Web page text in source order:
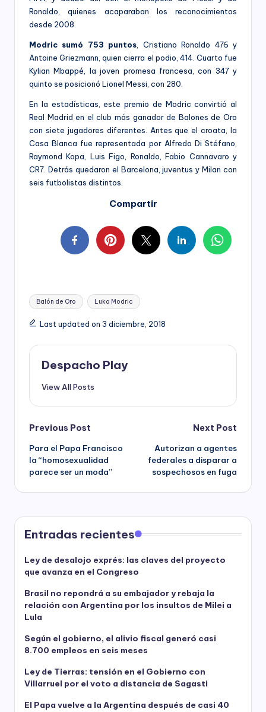
Ronaldo, quienes acaparaban los reconocimientos
desde 2008.
Modric sumó 753 puntos , Cristiano Ronaldo 476 y
Antoine Griezmann, quien cierra el podio, 414. Cuarto fue
Kylian Mbappé, la joven promesa francesa, con 347 y
quinto se posicionó Lionel Messi, con 280.
En la estadísticas, este premio de Modric convirtió al
Real Madrid en el club más ganador de Balones de Oro
con siete jugadores diferentes. Antes que el croata, la
Casa Blanca fue representada por Alfredo Di Stéfano,
Raymond Kopa, Luis Figo, Ronaldo, Fabio Cannavaro y
CR7. Detrás quedaron el Barcelona, juventus y Milan con
seis futbolistas distintos.
Compartir
Tags:
Balón de Oro Luka Modric
Last updated on 3 diciembre, 2018
Despacho Play
View All Posts
Post
navigation
Previous Post
Para el Papa Francisco
la “homosexualidad
parece ser un moda”
Next Post
Autorizan a agentes
federales a disparar a
sospechosos en fuga
Entradas recientes
Ley de desalojo exprés: las claves del proyecto
que avanza en el Congreso
Brasil no repondrá a su embajador y rebaja la
relación con Argentina por los insultos de Milei a
Lula
Según el gobierno, el alivio fiscal generó casi
8.700 empleos en seis meses
Ley de Tierras: tensión en el Gobierno con
Villarruel por el voto a distancia de Sagasti
El Papa vuelve a la Argentina después de casi 40